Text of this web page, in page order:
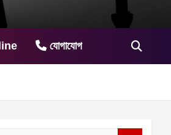
যোগাযোগ